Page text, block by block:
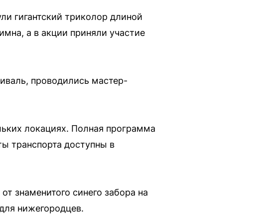
гигантский триколор длиной
а в акции приняли участие
проводились мастер-
локациях. Полная программа
транспорта доступны в
знаменитого синего забора на
нижегородцев.